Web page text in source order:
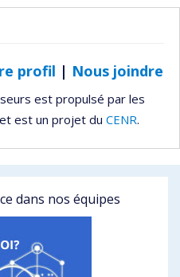
profil | Nous joindre
est propulsé par les
et est un projet du CENR.
dans nos équipes